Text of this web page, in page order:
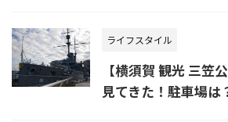
ライフスタイル
【横須賀 観光 三笠
見てきた！駐車場は